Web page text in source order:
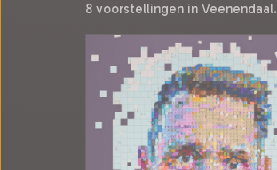
8 voorstellingen in Veenendaal.